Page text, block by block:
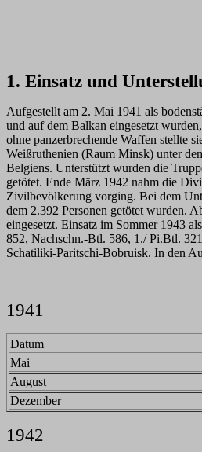
1. Einsatz und
Aufgestellt am 2. Mai 1941 als
und auf dem Balkan eingesetzt
ohne panzerbrechende Waffen stellte
Weißruthenien (Raum Minsk) unter
Belgiens. Unterstützt wurden die
getötet. Ende März 1942 nahm die
Zivilbevölkerung vorging. Bei dem
dem 2.392 Personen getötet wurden.
eingesetzt. Einsatz im Sommer 1943
852, Nachschn.-Btl. 586, 1./ Pi.Btl.
Schatiliki-Paritschi-Bobruisk. In den
1941
Datum
Mai
August
Dezember
1942